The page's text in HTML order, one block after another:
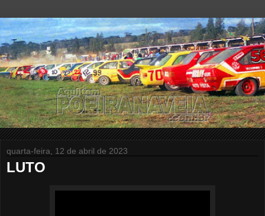
quarta-feira, 12 de abril de 2023
LUTO